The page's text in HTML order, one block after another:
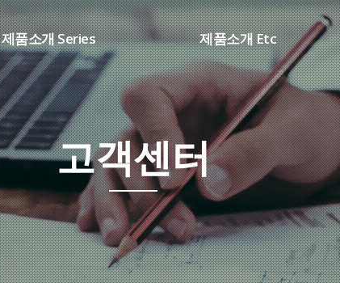
제품소개 Series
SHARP시리즈(DC ARC)
WD 시리즈(TIG용접기)
DB 시리즈(AC/DC용접기)
CM 시리즈(IN CO2용접기)
K1 시리즈(SCR CO2용접기)
HT 시리즈(PLASMA절단기)
제품소개 Etc
용접부품
소모품
고객센터